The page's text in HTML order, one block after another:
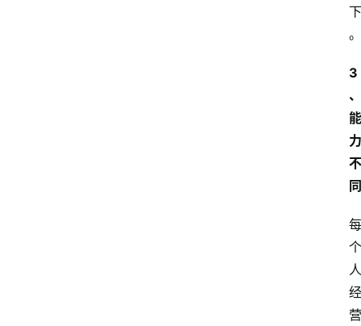
下
。
3
、
能
力
不
同
每
个
人
经
营